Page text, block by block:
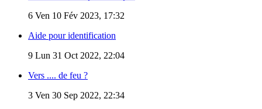
6 Ven 10 Fév 2023, 17:32
Aide pour identification
9 Lun 31 Oct 2022, 22:04
Vers .... de feu ?
3 Ven 30 Sep 2022, 22:34